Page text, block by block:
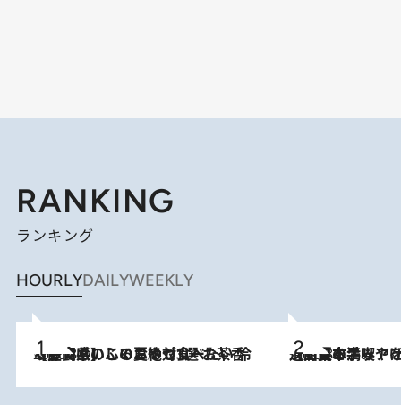
RANKING
ランキング
HOURLYDAILYWEEKLY
2026.8.5
【静岡県】この夏絶対食べたい 冷やしておいしいおやつ3選 お茶香る生食感のふるふるゼリー 2026.8.5
【西日本エリアを総まとめ】 47都道府県の手みやげ ひんやりスイーツで夏を満喫